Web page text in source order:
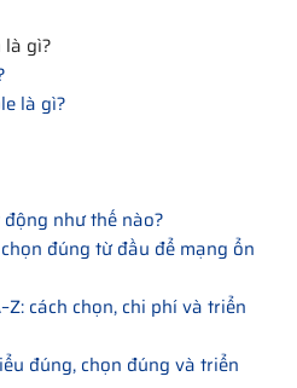
là gì?
là gì?
như thế nào?
đúng từ đầu để mạng ổn
cách chọn, chi phí và triển
đúng, chọn đúng và triển